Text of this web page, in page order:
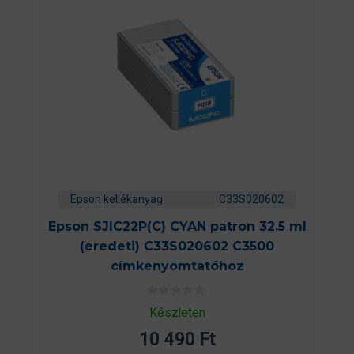
Epson kellékanyag C33S020602
Epson SJIC22P(C) CYAN patron 32.5 ml
(eredeti) C33S020602 C3500
címkenyomtatóhoz
0
aKészleten
10 490 Ft